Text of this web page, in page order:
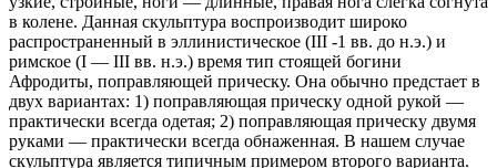
в колене. Данная скульптура воспроизводит широко
распространенный в эллинистическое (III -1 вв. до н.э.) и
римское (I — III вв. н.э.) время тип стоящей богини
Афродиты, поправляющей прическу. Она обычно предстает в
двух вариантах: 1) поправляющая прическу одной рукой —
практически всегда одетая; 2) поправляющая прическу двумя
руками — практически всегда обнаженная. В нашем случае
скульптура является типичным примером второго варианта.